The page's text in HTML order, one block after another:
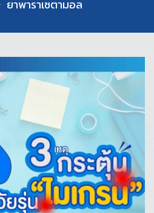
ยาพาราเซตามอล